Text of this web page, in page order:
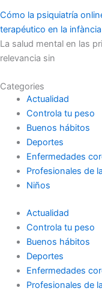
Cómo la psiquiatría
terapéutico en la infància
La salud mental en las
relevancia sin
Categories
Actualidad
Controla tu peso
Buenos hábitos
Deportes
Enfermedades
Profesionales de
Niños
Actualidad
Controla tu peso
Buenos hábitos
Deportes
Enfermedades
Profesionales de